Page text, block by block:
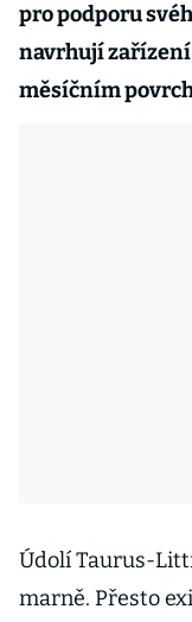
pro podporu
navrhují
měsíčním
Údolí Taurus-
marně. Přesto